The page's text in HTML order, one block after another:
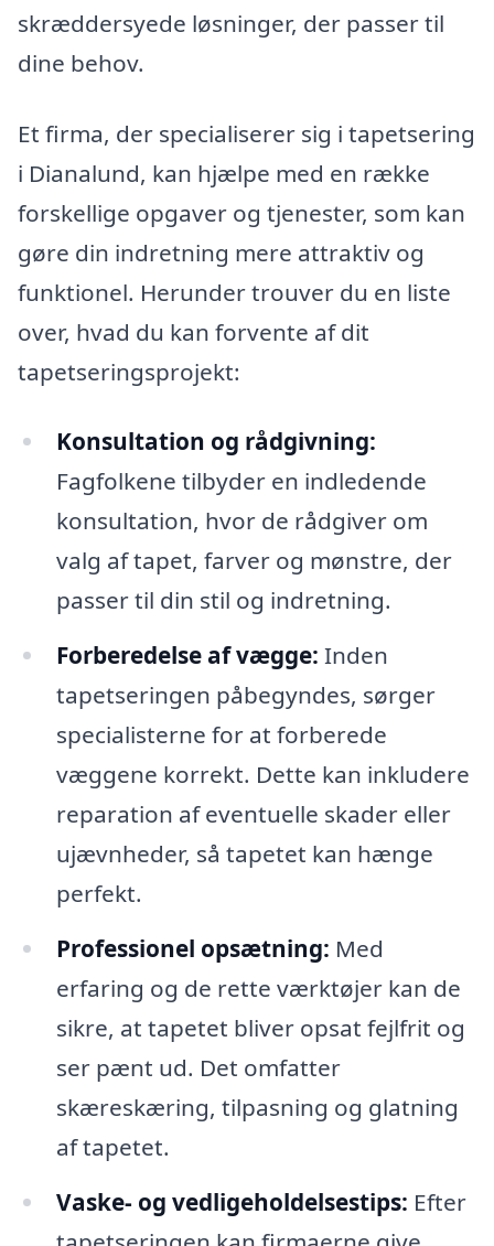
skræddersyede løsninger, der passer til
dine behov.
Et firma, der specialiserer sig i tapetsering
i Dianalund, kan hjælpe med en række
forskellige opgaver og tjenester, som kan
gøre din indretning mere attraktiv og
funktionel. Herunder trouver du en liste
over, hvad du kan forvente af dit
tapetseringsprojekt:
Konsultation og rådgivning:
Fagfolkene tilbyder en indledende
konsultation, hvor de rådgiver om
valg af tapet, farver og mønstre, der
passer til din stil og indretning.
Forberedelse af vægge: Inden
tapetseringen påbegyndes, sørger
specialisterne for at forberede
væggene korrekt. Dette kan inkludere
reparation af eventuelle skader eller
ujævnheder, så tapetet kan hænge
perfekt.
Professionel opsætning: Med
erfaring og de rette værktøjer kan de
sikre, at tapetet bliver opsat fejlfrit og
ser pænt ud. Det omfatter
skæreskæring, tilpasning og glatning
af tapetet.
Vaske- og vedligeholdelsestips: Efter